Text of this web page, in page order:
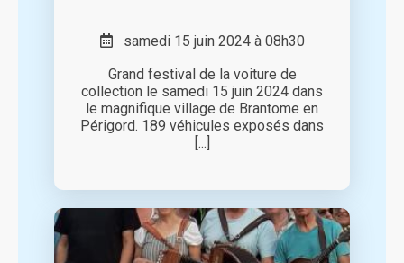
samedi 15 juin 2024 à 08h30
Grand festival de la voiture de
collection le samedi 15 juin 2024 dans
le magnifique village de Brantome en
Périgord. 189 véhicules exposés dans
[...]